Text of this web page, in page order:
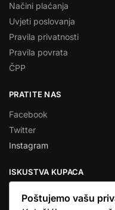
Načini plaćanja
Uvjeti poslovanja
Pravila privatnosti
Pravila povrata
ČPP
PRATITE NAS
Facebook
Twitter
Instagram
ISKUSTVA KUPACA
Poštujemo vašu